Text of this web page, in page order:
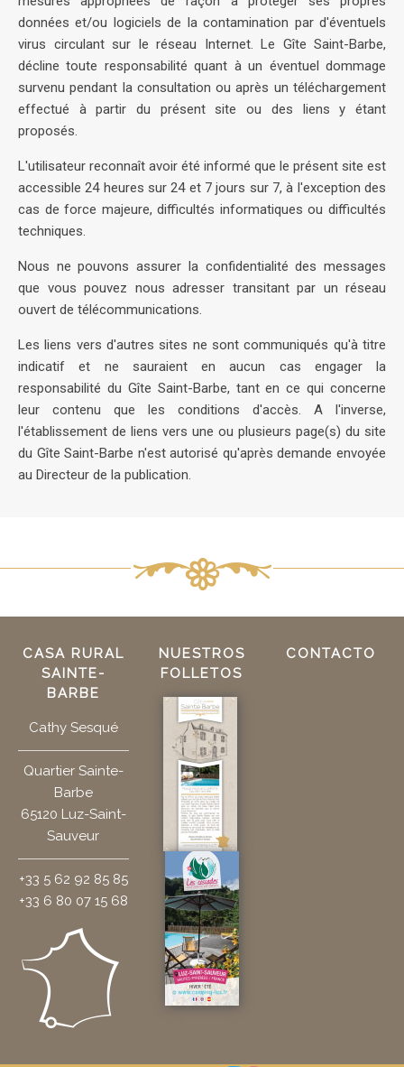
données et/ou logiciels de la contamination par d'éventuels
virus circulant sur le réseau Internet. Le Gîte Saint-Barbe,
décline toute responsabilité quant à un éventuel dommage
survenu pendant la consultation ou après un téléchargement
effectué à partir du présent site ou des liens y étant
proposés.
L'utilisateur reconnaît avoir été informé que le présent site est
accessible 24 heures sur 24 et 7 jours sur 7, à l'exception des
cas de force majeure, difficultés informatiques ou difficultés
techniques.
Nous ne pouvons assurer la confidentialité des messages
que vous pouvez nous adresser transitant par un réseau
ouvert de télécommunications.
Les liens vers d'autres sites ne sont communiqués qu'à titre
indicatif et ne sauraient en aucun cas engager la
responsabilité du Gîte Saint-Barbe, tant en ce qui concerne
leur contenu que les conditions d'accès. A l'inverse,
l'établissement de liens vers une ou plusieurs page(s) du site
du Gîte Saint-Barbe n'est autorisé qu'après demande envoyée
au Directeur de la publication.
CASA RURAL
SAINTE-
BARBE
Cathy Sesqué
Quartier Sainte-
Barbe
65120 Luz-Saint-
Sauveur
+33 5 62 92 85 85
+33 6 80 07 15 68
NUESTROS
FOLLETOS
CONTACTO